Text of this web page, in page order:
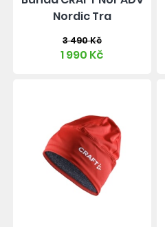
Nordic Tra
3 490 Kč
1 990 Kč